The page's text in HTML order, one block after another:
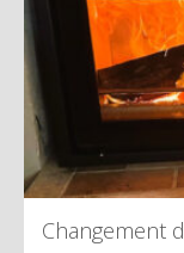
Changement